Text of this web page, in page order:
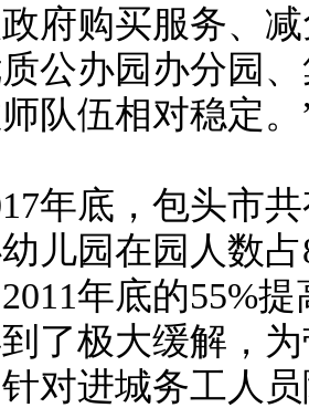
府购买服务、
公办园办分园
队伍相对稳定
底，包头市共
儿园在园人数
年底的55%
了极大缓解，
进城务工人员